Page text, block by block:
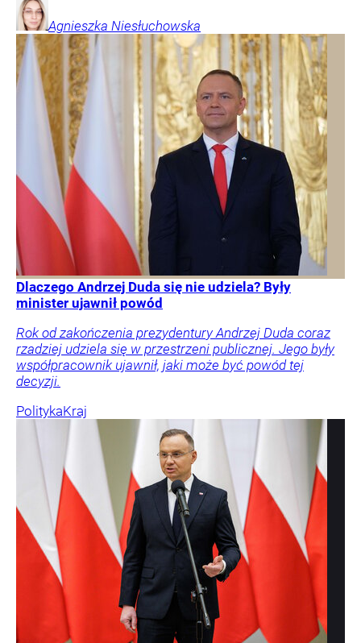
Agnieszka Niesłuchowska
Dlaczego Andrzej Duda się nie udziela? Były
minister ujawnił powód
Rok od zakończenia prezydentury Andrzej Duda coraz
rzadziej udziela się w przestrzeni publicznej. Jego były
współpracownik ujawnił, jaki może być powód tej
decyzji.
PolitykaKraj